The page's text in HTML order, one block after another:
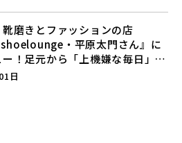
靴磨きとファッションの店
shoelounge・平原太門さん』に
！足元から「上機嫌な毎日」を
提案とは？
日